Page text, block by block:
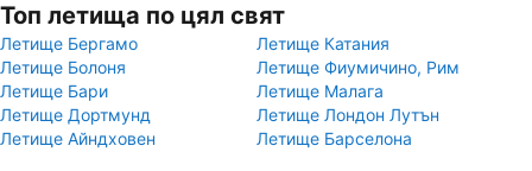
Топ летища по цял свят
Летище Бергамо
Летище Катания
Летище Болоня
Летище Фиумичино, Рим
Летище Бари
Летище Малага
Летище Дортмунд
Летище Лондон Лутън
Летище Айндховен
Летище Барселона